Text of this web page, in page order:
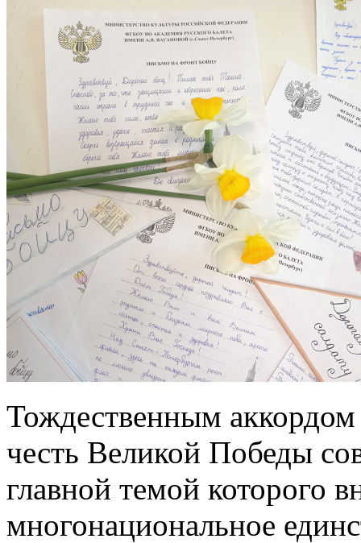
Тождественным
честь Великой Победы
главной темой которого
многонациональное